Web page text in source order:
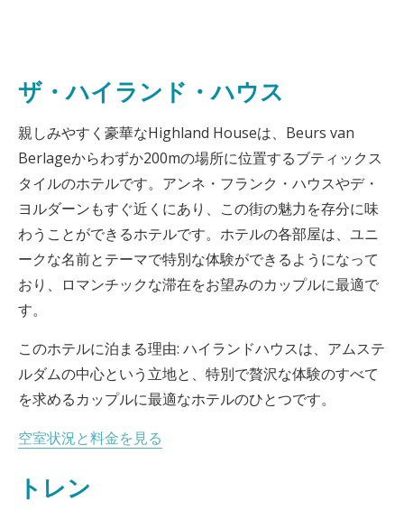
ザ・ハイランド・ハウス
親しみやすく豪華なHighland Houseは、Beurs van
Berlageからわずか200mの場所に位置するブティックス
タイルのホテルです。アンネ・フランク・ハウスやデ・
ヨルダーンもすぐ近くにあり、この街の魅力を存分に味
わうことができるホテルです。ホテルの各部屋は、ユニ
ークな名前とテーマで特別な体験ができるようになって
おり、ロマンチックな滞在をお望みのカップルに最適で
す。
このホテルに泊まる理由: ハイランドハウスは、アムステ
ルダムの中心という立地と、特別で贅沢な体験のすべて
を求めるカップルに最適なホテルのひとつです。
空室状況と料金を見る
トレン